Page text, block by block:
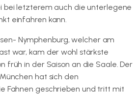
bei letzterem auch die unterlegene
einfahren kann.
Nymphenburg, welcher am
war, kam der wohl stärkste
früh in der Saison an die Saale. Der
hat sich den
Fahnen geschrieben und tritt mit